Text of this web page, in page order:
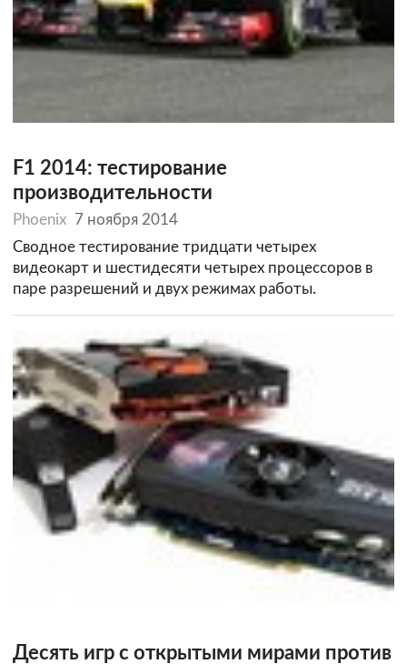
F1 2014: тестирование
производительности
Phoenix 7 ноября 2014
Сводное тестирование тридцати четырех
видеокарт и шестидесяти четырех процессоров в
паре разрешений и двух режимах работы.
Десять игр с открытыми мирами против